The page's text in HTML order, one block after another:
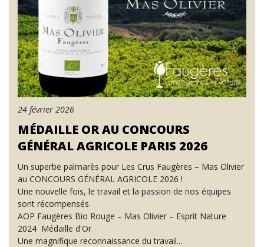
24 février 2026
MÉDAILLE OR AU CONCOURS
GÉNÉRAL AGRICOLE PARIS 2026
Un superbe palmarès pour Les Crus Faugères – Mas Olivier
au CONCOURS GÉNÉRAL AGRICOLE 2026 !
Une nouvelle fois, le travail et la passion de nos équipes
sont récompensés.
AOP Faugères Bio Rouge – Mas Olivier – Esprit Nature
2024 Médaille d'Or
Une magnifique reconnaissance du travail...